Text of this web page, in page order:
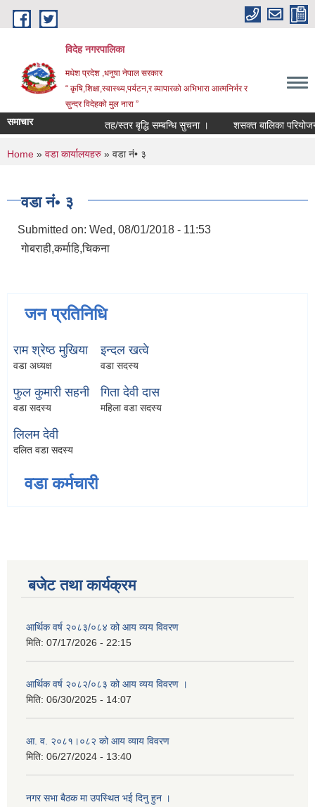
Skip to main content
विदेह नगरपालिका
मधेश प्रदेश ,धनुषा नेपाल सरकार
“ कृषि,शिक्षा,स्वास्थ्य,पर्यटन,र व्यापारको अभिभारा आत्मनिर्भर र
सुन्दर विदेहको मुल नारा ”
समाचार तह/स्तर बृद्धि सम्बन्धि सुचना । शसक्त बालिका
You are here
Home » वडा कार्यालयहरु » वडा नंं• ३
वडा नंं• ३
Submitted on: Wed, 08/01/2018 - 11:53
गाेबराही,कर्माहि,चिकना
जन प्रतिनिधि
राम श्रेष्ठ मुखिया
वडा अध्यक्ष
इन्दल खत्वे
वडा सदस्य
फुल कुमारी सहनी
वडा सदस्य
गिता देवी दास
महिला वडा सदस्य
लिलम देवी
दलित वडा सदस्य
वडा कर्मचारी
बजेट तथा कार्यक्रम
आर्थिक वर्ष २०८३/०८४ को आय व्यय विवरण
मिति: 07/17/2026 - 22:15
आर्थिक वर्ष २०८२/०८३ को आय व्यय विवरण ।
मिति: 06/30/2025 - 14:07
आ. व. २०८१।०८२ को आय व्याय विवरण
मिति: 06/27/2024 - 13:40
नगर सभा बैठक मा उपस्थित भई दिनु हुन ।